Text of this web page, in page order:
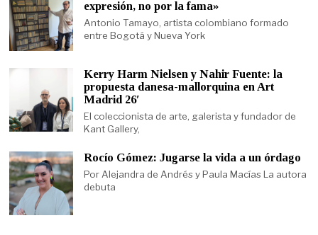
expresión, no por la fama»
Antonio Tamayo, artista colombiano formado
entre Bogotá y Nueva York
Kerry Harm Nielsen y Nahir Fuente: la
propuesta danesa-mallorquina en Art
Madrid 26′
El coleccionista de arte, galerista y fundador de
Kant Gallery,
Rocío Gómez: Jugarse la vida a un órdago
Por Alejandra de Andrés y Paula Macías La autora
debuta